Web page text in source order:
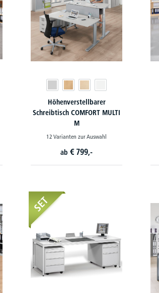
Höhenverstellbarer
Schreibtisch COMFORT MULTI
M
12 Varianten zur Auswahl
ab € 799,-
SET